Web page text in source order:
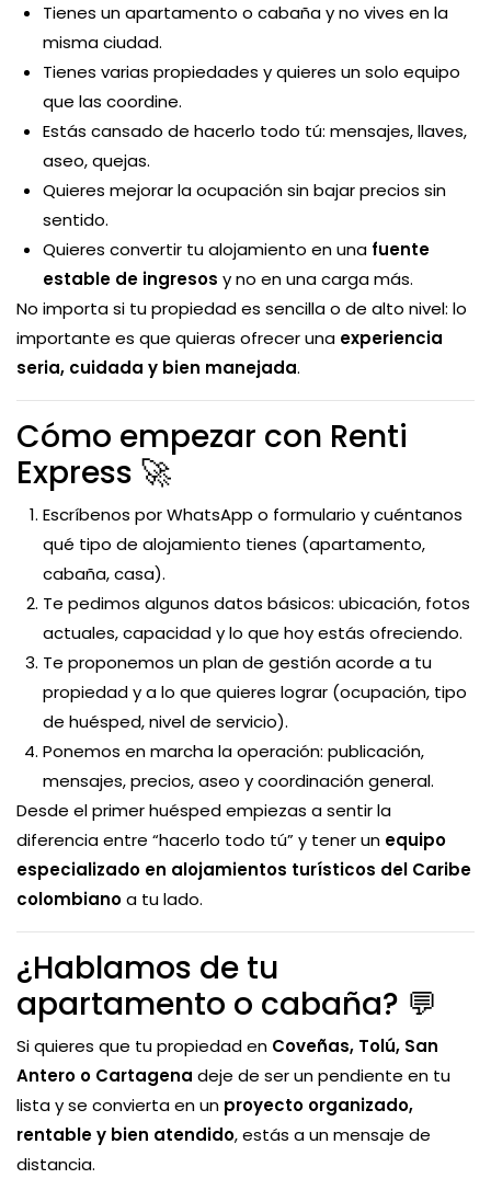
Tienes un apartamento o cabaña y no vives en la
misma ciudad.
Tienes varias propiedades y quieres un solo equipo
que las coordine.
Estás cansado de hacerlo todo tú: mensajes, llaves,
aseo, quejas.
Quieres mejorar la ocupación sin bajar precios sin
sentido.
Quieres convertir tu alojamiento en una fuente
estable de ingresos y no en una carga más.
No importa si tu propiedad es sencilla o de alto nivel: lo
importante es que quieras ofrecer una experiencia
seria, cuidada y bien manejada.
Cómo empezar con Renti
Express 🚀
Escríbenos por WhatsApp o formulario y cuéntanos
qué tipo de alojamiento tienes (apartamento,
cabaña, casa).
Te pedimos algunos datos básicos: ubicación, fotos
actuales, capacidad y lo que hoy estás ofreciendo.
Te proponemos un plan de gestión acorde a tu
propiedad y a lo que quieres lograr (ocupación, tipo
de huésped, nivel de servicio).
Ponemos en marcha la operación: publicación,
mensajes, precios, aseo y coordinación general.
Desde el primer huésped empiezas a sentir la
diferencia entre “hacerlo todo tú” y tener un equipo
especializado en alojamientos turísticos del Caribe
colombianoa tu lado.
¿Hablamos de tu
apartamento o cabaña? 💬
Si quieres que tu propiedad en Coveñas, Tolú, San
Antero o Cartagena deje de ser un pendiente en tu
lista y se convierta en un proyecto organizado,
rentable y bien atendido, estás a un mensaje de
distancia.